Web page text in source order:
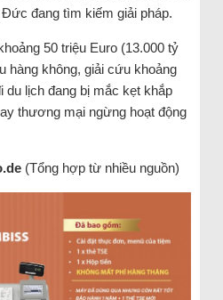
đang tìm kiếm giải pháp.
50 triệu Euro (13.000 tỷ
hàng không, giải cứu khoảng
du lịch đang bị mắc kẹt khắp
thương mại ngừng hoạt động
(Tổng hợp từ nhiều nguồn)